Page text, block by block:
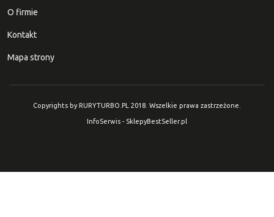
O firmie
Kontakt
Mapa strony
Copyrights by RURYTURBO.PL 2018. Wszelkie prawa zastrzeżone.
InfoSerwis - SklepyBestSeller.pl